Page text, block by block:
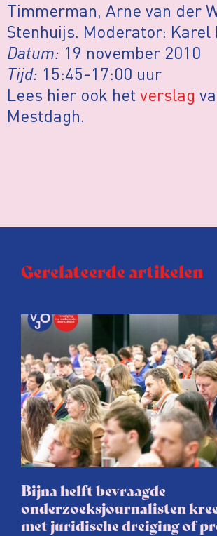
Timmerman, Arne van der
Stenhuijs. Moderator: Karel
Datum: 19 november 2010
Tijd: 15:45-17:00 uur
Lees hier ook het verslag
Mestdagh.
Gerelateerde artikelen
Bijna helft bevraagde
onderzoeksjournalisten
met juridische dreiging of